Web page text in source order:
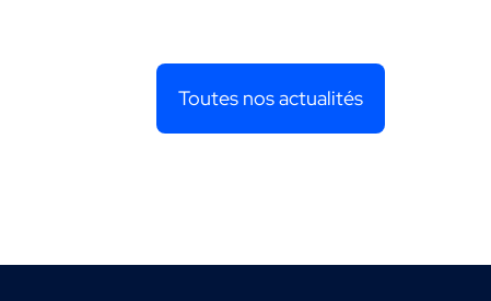
Toutes nos actualités